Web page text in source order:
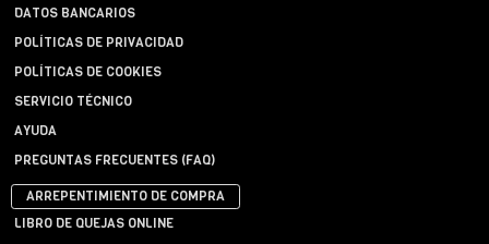
DATOS BANCARIOS
POLÍTICAS DE PRIVACIDAD
POLÍTICAS DE COOKIES
SERVICIO TÉCNICO
AYUDA
PREGUNTAS FRECUENTES (FAQ)
ARREPENTIMIENTO DE COMPRA
LIBRO DE QUEJAS ONLINE